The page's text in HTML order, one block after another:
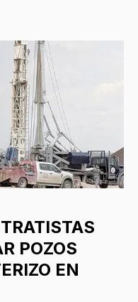
POZOS
EN